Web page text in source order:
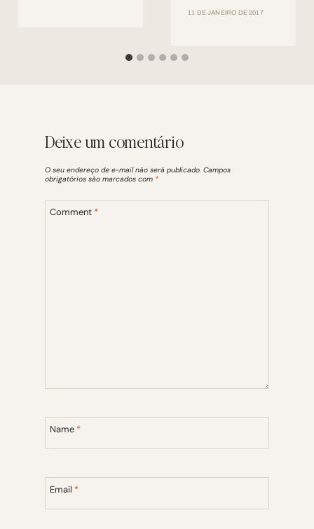
11 DE JANEIRO DE 2017
Deixe um comentário
O seu endereço de e-mail não será publicado. Campos
obrigatórios são marcados com *
Comment *
Name *
Email *